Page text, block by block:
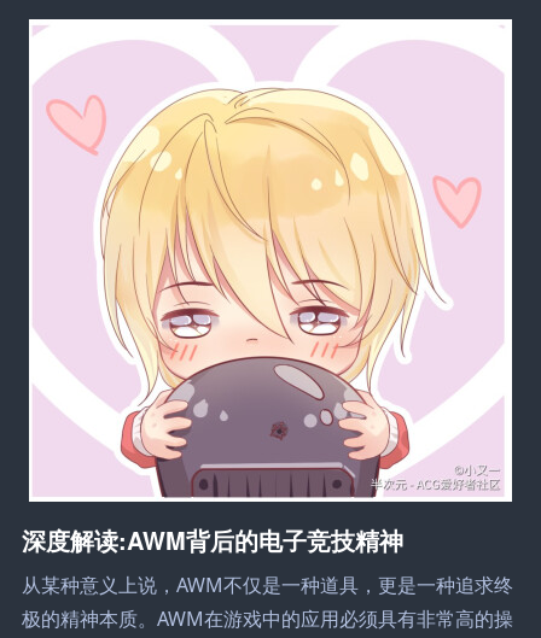
深度解读:AWM背后的电子竞技精神
从某种意义上说，AWM不仅是一种道具，更是一种追求终
极的精神本质。AWM在游戏中的应用必须具有非常高的操